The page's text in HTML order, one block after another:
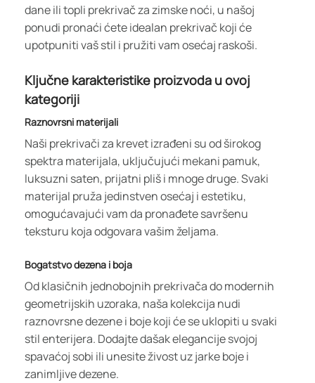
dane ili topli prekrivač za zimske noći, u našoj
ponudi pronaći ćete idealan prekrivač koji će
upotpuniti vaš stil i pružiti vam osećaj raskoši.
Ključne karakteristike proizvoda u ovoj
kategoriji
Raznovrsni materijali
Naši prekrivači za krevet izrađeni su od širokog
spektra materijala, uključujući mekani pamuk,
luksuzni saten, prijatni pliš i mnoge druge. Svaki
materijal pruža jedinstven osećaj i estetiku,
omogućavajući vam da pronađete savršenu
teksturu koja odgovara vašim željama.
Bogatstvo dezena i boja
Od klasičnih jednobojnih prekrivača do modernih
geometrijskih uzoraka, naša kolekcija nudi
raznovrsne dezene i boje koji će se uklopiti u svaki
stil enterijera. Dodajte dašak elegancije svojoj
spavaćoj sobi ili unesite živost uz jarke boje i
zanimljive dezene.